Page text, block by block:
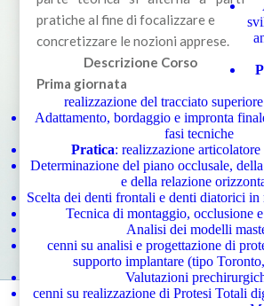
pratiche al fine di focalizzare e
concretizzare le nozioni apprese.
Descrizione Corso
Prima giornata
realizzazione del tracciato
Adattamento, bordaggio e impronta
fasi tecniche
Pratica: realizzazione
Determinazione del piano occlusale,
e della relazione
Scelta dei denti frontali e denti diatorici in
Tecnica di montaggio, occlusione
Analisi dei modelli
cenni su analisi e progettazione di
supporto implantare (tipo
Valutazioni
cenni su realizzazione di Protesi Totali